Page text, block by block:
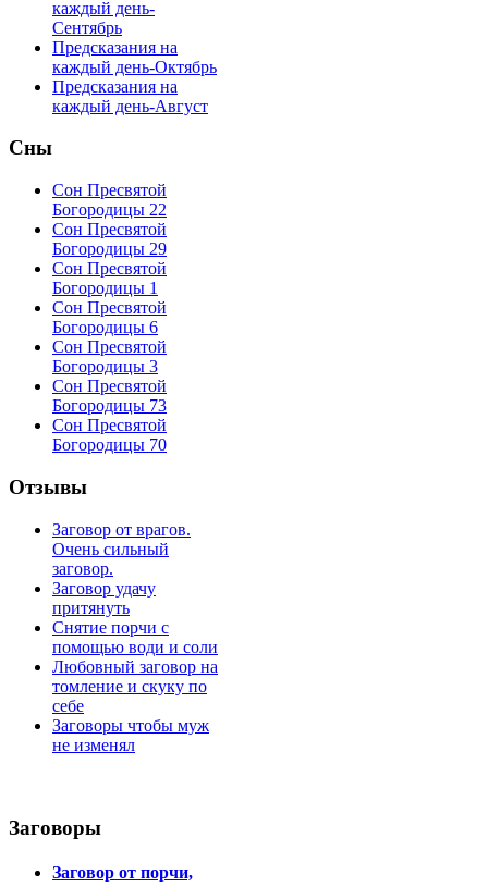
каждый день-
Сентябрь
Предсказания на
каждый день-Октябрь
Предсказания на
каждый день-Август
Сны
Сон Пресвятой
Богородицы 22
Сон Пресвятой
Богородицы 29
Сон Пресвятой
Богородицы 1
Сон Пресвятой
Богородицы 6
Сон Пресвятой
Богородицы 3
Сон Пресвятой
Богородицы 73
Сон Пресвятой
Богородицы 70
Отзывы
Заговор от врагов.
Очень сильный
заговор.
Заговор удачу
притянуть
Снятие порчи с
помощью води и соли
Любовный заговор на
томление и скуку по
себе
Заговоры чтобы муж
не изменял
Заговоры
Заговор от порчи,